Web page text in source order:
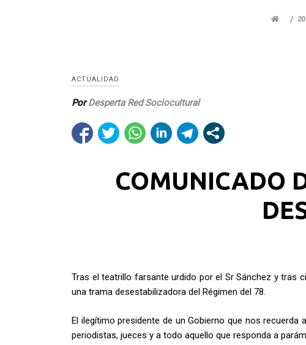
ACTUALIDAD
PorDesperta Red Sociocultural
COMUNICADO
Tras el teatrillo farsante urdido por el Sr Sánchez y tras
una trama desestabilizadora del Régimen del 78.
El ilegítimo presidente de un Gobierno que nos
periodistas, jueces y a todo aquello que responda a